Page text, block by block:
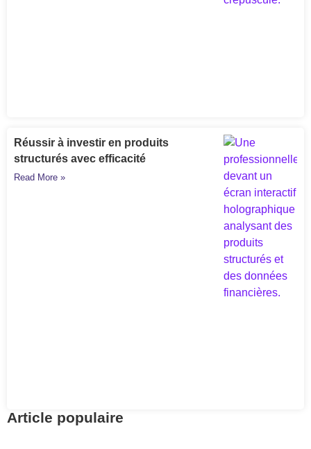
Réussir à investir en produits
structurés avec efficacité
Read More »
Article populaire